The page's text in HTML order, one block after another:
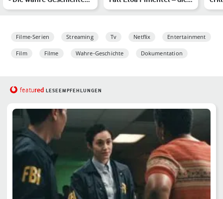
hinter dem Verschwi…
wahre Geschichte
Filme-Serien Streaming Tv Netflix Entertainment
Film Filme Wahre-Geschichte Dokumentation
featured LESEEMPFEHLUNGEN